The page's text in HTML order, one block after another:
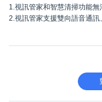
1.視訊管家和智慧清掃功能無
2.視訊管家支援雙向語音通訊